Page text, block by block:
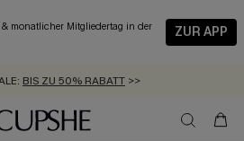
& monatlicher Mitgliedertag in der
ZUR APP
JEDEM SCHNELLVERSAND-ARTIKEL >>
BIS ZU 50% RABATT >>
BIS ZU -20% EXTRA ERHALTEN
VERSAND AB 89 €